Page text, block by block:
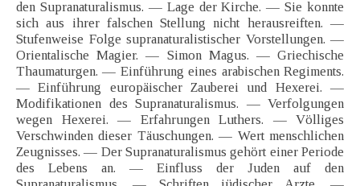
den Supranaturalismus. — Lage der Kirche. — Sie konnte
sich aus ihrer falschen Stellung nicht herausreiften. —
Stufenweise Folge supranaturalistischer Vorstellungen. —
Orientalische Magier. — Simon Magus. — Griechische
Thaumaturgen. — Einführung eines arabischen Regiments.
— Einführung europäischer Zauberei und Hexerei. —
Modifikationen des Supranaturalismus. — Verfolgungen
wegen Hexerei. — Erfahrungen Luthers. — Völliges
Verschwinden dieser Täuschungen. — Wert menschlichen
Zeugnisses. — Der Supranaturalismus gehört einer Periode
des Lebens an. — Einfluss der Juden auf den